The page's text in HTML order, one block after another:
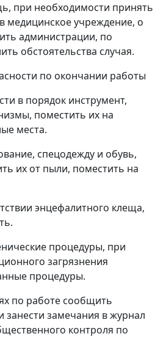
при необходимости принять
медицинское учреждение, о
администрации, по
обстоятельства случая.
по окончании работы
в порядок инструмент,
поместить их на
места.
спецодежду и обувь,
их от пыли, поместить на
энцефалитного клеща,
процедуры, при
загрязнения
процедуры.
по работе сообщить
занести замечания в журнал
контроля по